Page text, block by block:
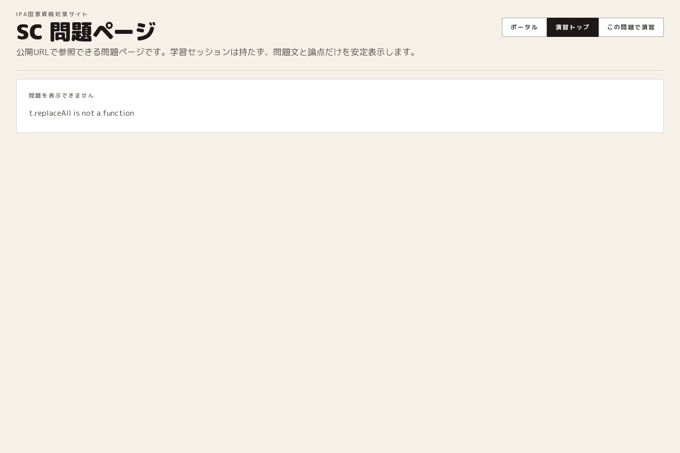
IPA国家資格対策サイト
SC 問題ページ ポータル 演習トップ この問題で演習
公開URLで参照できる問題ページです。学習セッションは持たず、問題文と論点だけを安定表示します。
問題を表示できません
t.replaceAll is not a function